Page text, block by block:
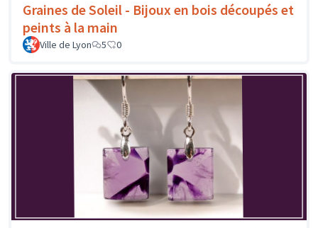
Graines de Soleil - Bijoux en bois découpés et
peints à la main
Ville de Lyon 5 0